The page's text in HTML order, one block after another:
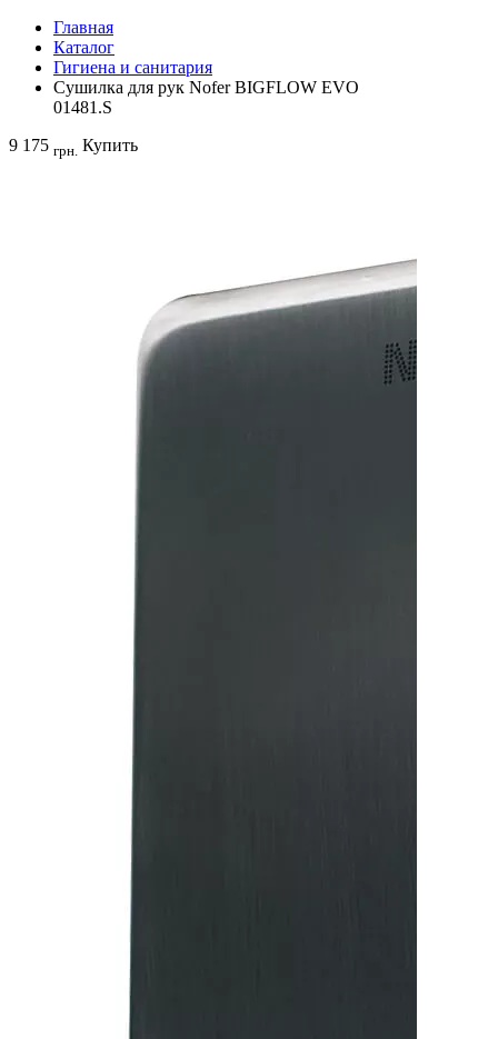
Главная
Каталог
Гигиена и санитария
Сушилка для рук Nofer BIGFLOW EVO
01481.S
9 175 грн. Купить